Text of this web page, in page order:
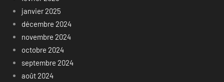
janvier 2025
décembre 2024
novembre 2024
octobre 2024
septembre 2024
août 2024